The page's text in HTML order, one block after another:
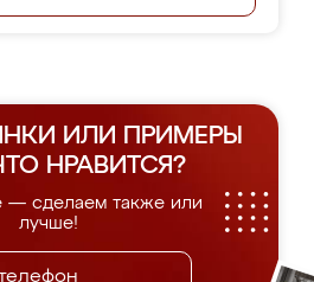
ИЛИ ПРИМЕРЫ
НРАВИТСЯ?
— сделаем также или
лучше!